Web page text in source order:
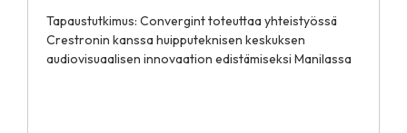
Tapaustutkimus: Convergint toteuttaa yhteistyössä
Crestronin kanssa huipputeknisen keskuksen
audiovisuaalisen innovaation edistämiseksi Manilassa